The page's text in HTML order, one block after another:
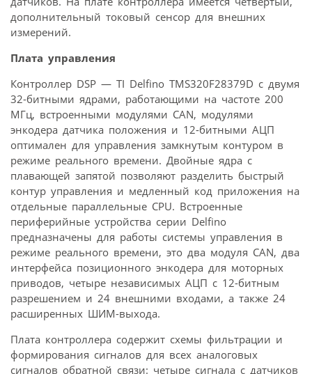
дополнительный токовый сенсор для внешних
измерений.
Плата управления
Контроллер DSP — TI Delfino TMS320F28379D с двумя
32-битными ядрами, работающими на частоте 200
МГц, встроенными модулями CAN, модулями
энкодера датчика положения и 12-битными АЦП
оптимален для управления замкнутым контуром в
режиме реального времени. Двойные ядра с
плавающей запятой позволяют разделить быстрый
контур управления и медленный код приложения на
отдельные параллельные CPU. Встроенные
периферийные устройства серии Delfino
предназначены для работы системы управления в
режиме реального времени, это два модуля CAN, два
интерфейса позиционного энкодера для моторных
приводов, четыре независимых АЦП с 12-битным
разрешением и 24 внешними входами, а также 24
расширенных ШИМ-выхода.
Плата контроллера содержит схемы фильтрации и
формирования сигналов для всех аналоговых
сигналов обратной связи: четыре сигнала с датчиков